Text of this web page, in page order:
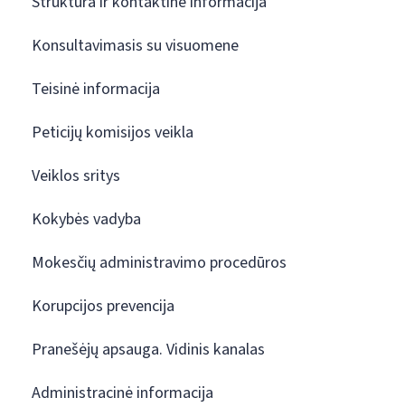
Konsultavimasis su visuomene
Teisinė informacija
Peticijų komisijos veikla
Veiklos sritys
Kokybės vadyba
Mokesčių administravimo procedūros
Korupcijos prevencija
Pranešėjų apsauga. Vidinis kanalas
Administracinė informacija